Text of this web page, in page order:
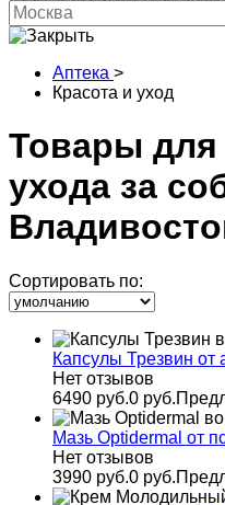
Аптека >
Красота и уход
Товары для
ухода за
Сортировать по:
Капсулы Трезвин от
Нет отзывов
6490 руб.0 руб.
Мазь Optidermal от
Нет отзывов
3990 руб.0 руб.